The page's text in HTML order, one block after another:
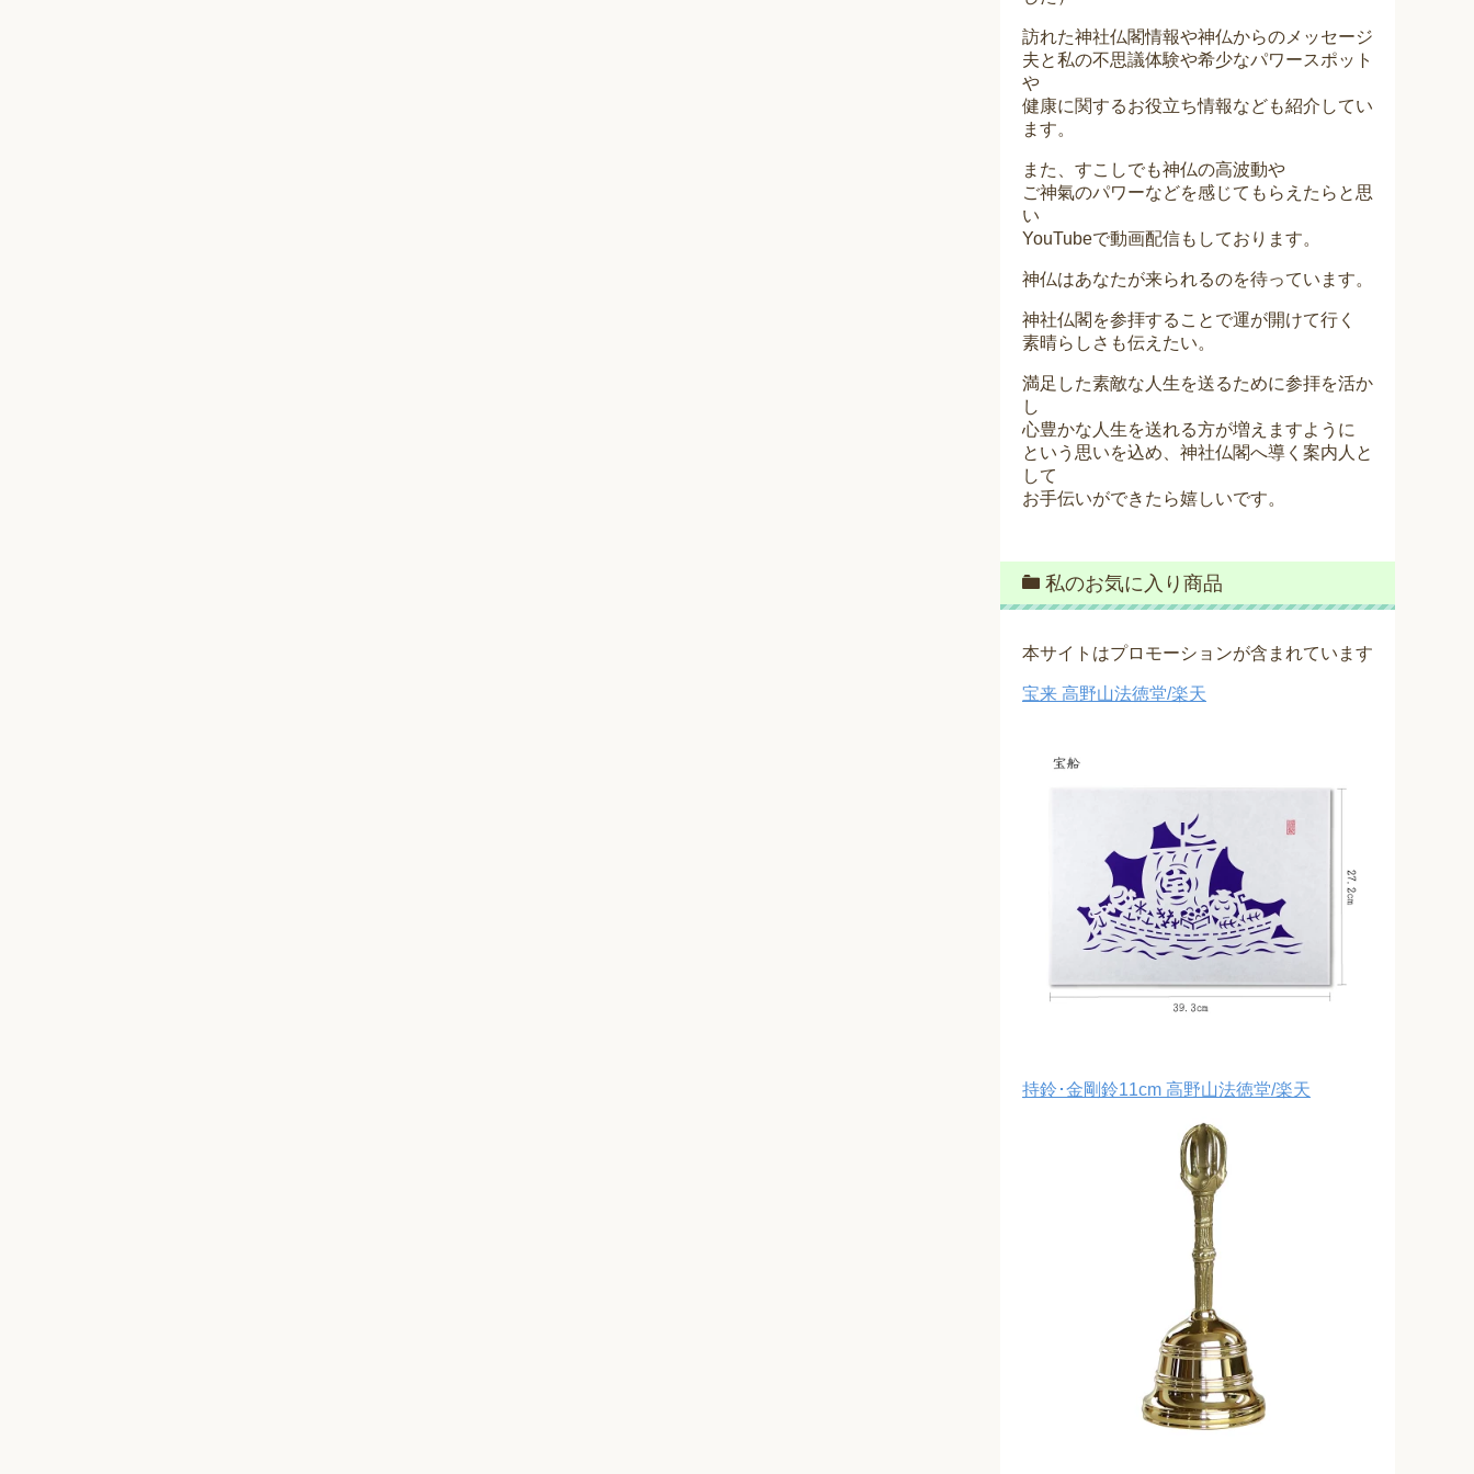
訪れた神社仏閣情報や神仏からのメッセージ
夫と私の不思議体験や希少なパワースポット
や
健康に関するお役立ち情報なども紹介してい
ます。
また、すこしでも神仏の高波動や
ご神氣のパワーなどを感じてもらえたらと思
い
YouTubeで動画配信もしております。
神仏はあなたが来られるのを待っています。
神社仏閣を参拝することで運が開けて行く
素晴らしさも伝えたい。
満足した素敵な人生を送るために参拝を活か
し
心豊かな人生を送れる方が増えますように
という思いを込め、神社仏閣へ導く案内人と
して
お手伝いができたら嬉しいです。
私のお気に入り商品
本サイトはプロモーションが含まれています
宝来 高野山法徳堂/楽天
持鈴･金剛鈴11cm 高野山法徳堂/楽天